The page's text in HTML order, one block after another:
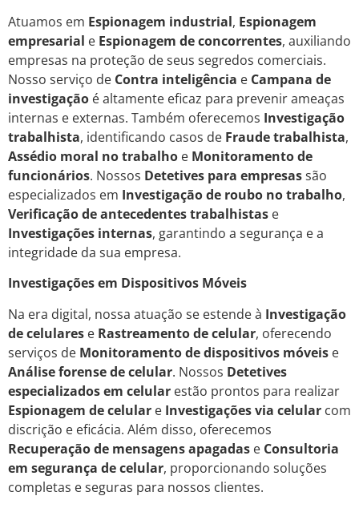
Atuamos em Espionagem industrial, Espionagem
empresarial e Espionagem de concorrentes, auxiliando
empresas na proteção de seus segredos comerciais.
Nosso serviço de Contra inteligência e Campana de
investigação é altamente eficaz para prevenir ameaças
internas e externas. Também oferecemos Investigação
trabalhista, identificando casos de Fraude trabalhista,
Assédio moral no trabalho e Monitoramento de
funcionários. Nossos Detetives para empresassão
especializados em Investigação de roubo no trabalho,
Verificação de antecedentes trabalhistas e
Investigações internas, garantindo a segurança e a
integridade da sua empresa.
Investigações em Dispositivos Móveis
Na era digital, nossa atuação se estende à Investigação
de celulares e Rastreamento de celular, oferecendo
serviços de Monitoramento de dispositivos móveis e
Análise forense de celular. Nossos Detetives
especializados em celular estão prontos para realizar
Espionagem de celular e Investigações via celular com
discrição e eficácia. Além disso, oferecemos
Recuperação de mensagens apagadas e Consultoria
em segurança de celular, proporcionando soluções
completas e seguras para nossos clientes.